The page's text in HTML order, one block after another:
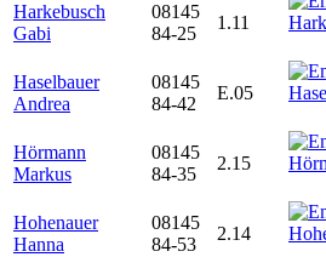
Harkebusch
Gabi
08145
84-25
1.11
Haselbauer
Andrea
08145
84-42
E.05
Hörmann
Markus
08145
84-35
2.15
Hohenauer
Hanna
08145
84-53
2.14